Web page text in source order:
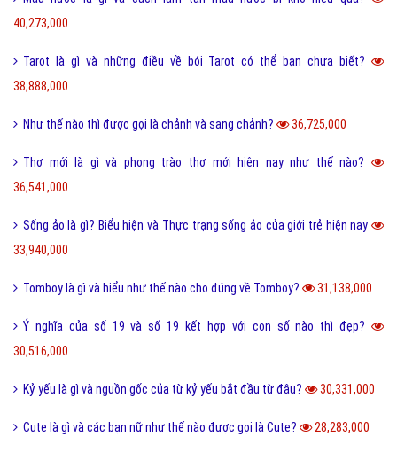
FAQ là gì và câu hỏi thường gặp FAQ có quan trọng Website?
802,715,000
Một vài ví dụ về điệp cấu trúc là gì dễ hiểu?
I love you 3000 là gì và những ý nghĩa I love you 3000? 87,737,000
Honey là gì và có nên gọi người yêu là Honey không? 65,468,000
Wall là gì và bão Wall trên Facebook có nghĩa là gì?
Điệp ngữ là gì và một vài ví dụ điệp ngữ dễ hiểu? 44,704,000
Dame là gì trên Facebook và một vài ý nghĩa khác của Dame?
43,943,000
Yếu bóng vía là gì và cách nhận biết người yếu bóng vía? 42,102,000
Điệp từ là gì và một vài ví dụ về điệp từ dễ hiểu? 41,075,000